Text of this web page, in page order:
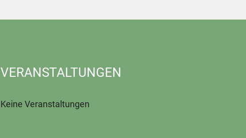
VERANSTALTUNGEN
Keine Veranstaltungen